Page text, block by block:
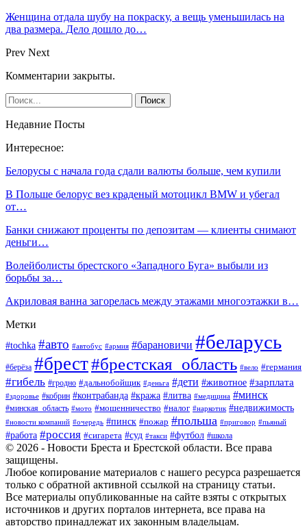
Женщина отдала шубу на покраску, а вещь уменьшилась на
два размера. Дело дошло до…
Prev Next
Комментарии закрыты.
Недавние Посты
Интересное:
Белорусы с начала года сдали валюты больше, чем купили
В Польше белорус вез краденый мотоцикл BMW и убегал
от…
Банки снижают проценты по депозитам — клиенты снимают
деньги…
Волейболисты брестского «Западного Буга» выбыли из
борьбы за…
Акриловая ванна загорелась между этажами многоэтажки в…
Метки
#tochka #авто #автобус #армия #барановичи #беларусь
#берёза #брест#брестская_область #вело #германия
#гибель #гродно #дальнобойщик #деньга #дети #животное #зарплата
#здоровье #кобрин #контрабанда #кража #литва #медицина #минск
#минская_область #мото #мошенничество #налог #наркотик #недвижимость
#новости компаний #очередь #пинск #пожар #польша #приговор #пьяный
#работа #россия #сигарета #суд #такси #футбол #школа
© 2026 - Новости Бреста и Брестской области. Все права
защищены.
Любое копирование материалов с нашего ресурса разрешается
только с обратной активной ссылкой на страницу статьи.
Все материалы опубликованные на сайте взяты с открытых
источников и других порталов интернета, все права на
авторство принадлежат их законным владельцам.